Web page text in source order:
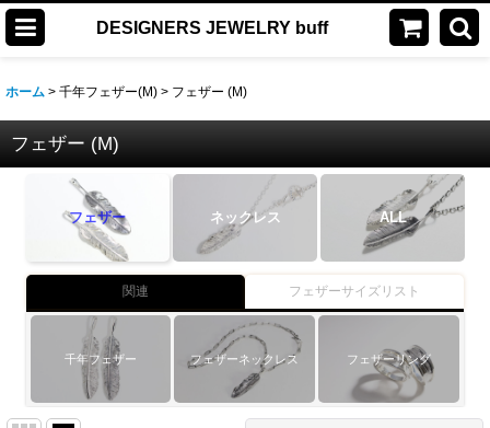
DESIGNERS JEWELRY buff
ホーム > 千年フェザー(M) > フェザー (M)
フェザー (M)
フェザー ネックレス ALL
関連 フェザーサイズリスト
千年フェザー フェザーネックレス フェザーリング